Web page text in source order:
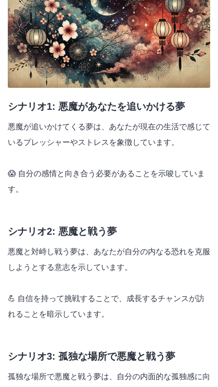
シナリオ1: 悪魔があなたを追いかける夢
悪魔が追いかけてくる夢は、あなたが現在の生活で感じて
いるプレッシャーやストレスを象徴しています。
😱 自分の感情と向き合う必要があることを示唆していま
す。
シナリオ2: 悪魔と戦う夢
悪魔と対峙し戦う夢は、あなたが自分の内なる恐れを克服
しようとする意志を示しています。
💪 自信を持って挑戦することで、成長するチャンスが訪
れることを暗示しています。
シナリオ3: 孤独な場所で悪魔と戦う夢
孤独な場所で悪魔と戦う夢は、自分の内面的な孤独感に向